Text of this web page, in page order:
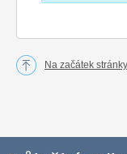
Na začátek stránky